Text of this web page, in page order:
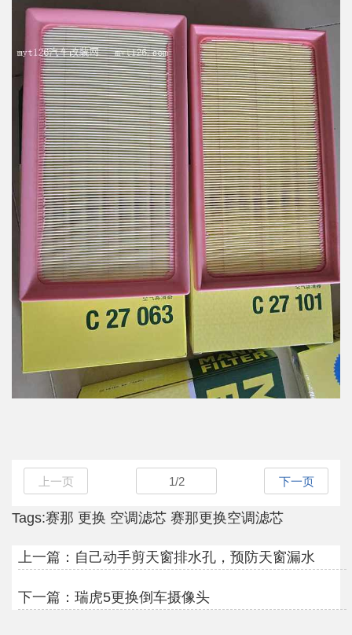
上一页 1/2 下一页
Tags:赛那 更换 空调滤芯 赛那更换空调滤芯
上一篇： 自己动手剪天窗排水孔，预防天窗漏水
下一篇： 瑞虎5更换倒车摄像头